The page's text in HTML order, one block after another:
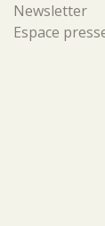
Newsletter
Espace